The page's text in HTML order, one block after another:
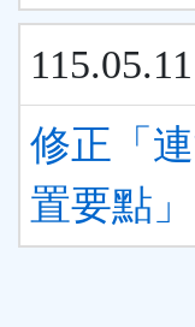
115.05.11
修正「
置要點」